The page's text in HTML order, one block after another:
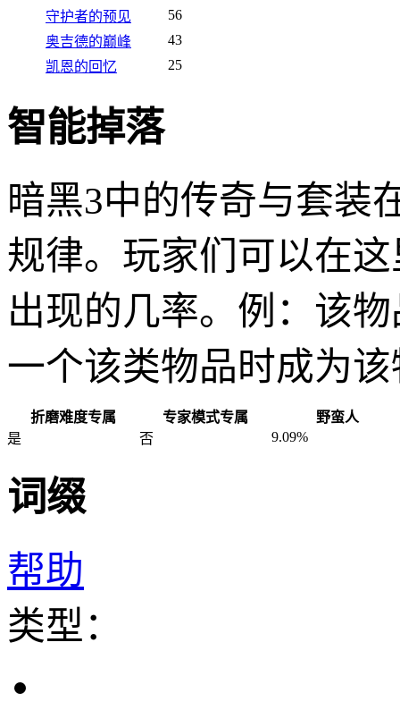
守护者的预见
56
奥吉德的巅峰
43
凯恩的回忆
25
智能掉落
暗黑3中的传奇与套装
规律。玩家们可以在
出现的几率。例：该
一个该类物品时成为
折磨难度专属 专家模式专属
野蛮人
是
否 9.09%
词缀
帮助
类型：